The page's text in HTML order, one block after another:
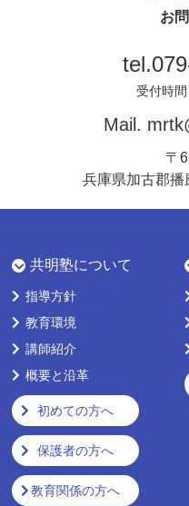
お
tel.
受付時
Mail.
〒
兵庫県加古郡
共明塾について
指導方針
教育環境
講師紹介
概要と沿革
初めての方へ
保護者の方へ
教育関係の方へ